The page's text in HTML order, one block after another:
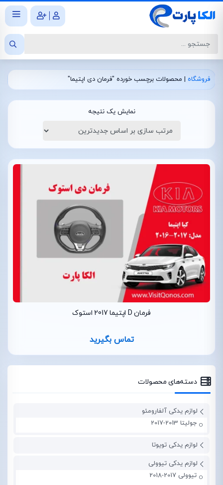
|
فروشگاه | محصولات برچسب خورده "فرمان دی اپتیما"
نمایش یک نتیجه
فرمان D اپتیما 2017 استوک
تماس بگیرید
دسته‌های محصولات
لوازم یدکی آلفارومئو
جولیتا 2013-2017
لوازم یدکی تویوتا
لوازم یدکی تیوولی
تیوولی 2017-2018